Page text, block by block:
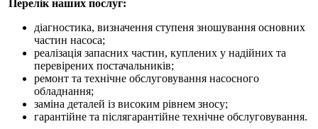
Перелік наших послуг:
діагностика, визначення ступеня зношування основних
частин насоса;
реалізація запасних частин, куплених у надійних та
перевірених постачальників;
ремонт та технічне обслуговування насосного
обладнання;
заміна деталей із високим рівнем зносу;
гарантійне та післягарантійне технічне обслуговування.